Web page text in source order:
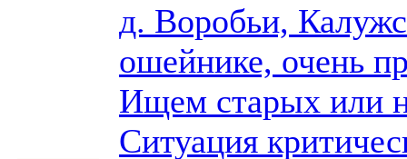
д. Воробьи,
ошейнике, очень
Ищем старых или
Ситуация